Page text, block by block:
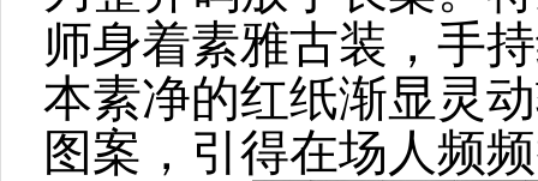
师身着素雅古装，手
本素净的红纸渐显灵
图案，引得在场人频